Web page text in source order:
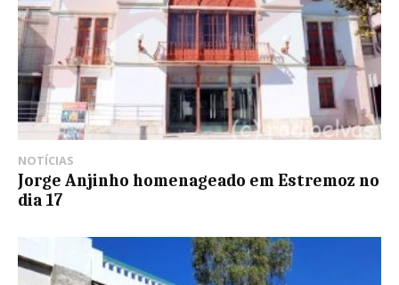
NOTÍCIAS
Jorge Anjinho homenageado em Estremoz no
dia 17